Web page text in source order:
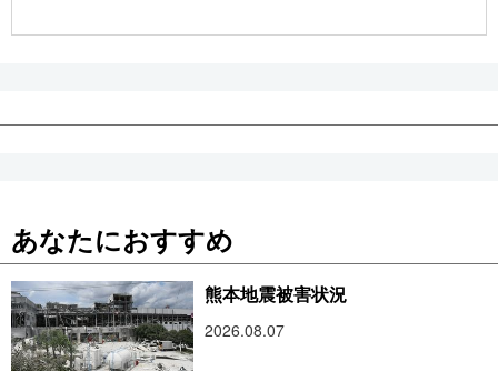
あなたにおすすめ
熊本地震被害状況
2026.08.07